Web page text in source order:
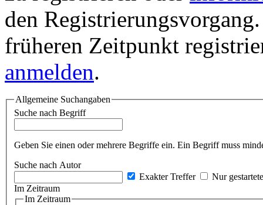
den
früheren Zeitpunkt
anmelden.
Allgemeine Suchangaben
Suche nach Begriff
Geben Sie einen oder mehrere Begriffe ein. Ein Begriff muss
Suche nach Autor
Exakter Treffer
Nur
Im Zeitraum
Im Zeitraum